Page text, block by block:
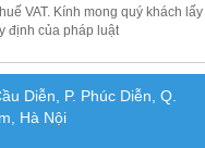
VAT. Kính mong quý khách lấy
định của pháp luật
Diễn, P. Phúc Diễn, Q.
Hà Nội